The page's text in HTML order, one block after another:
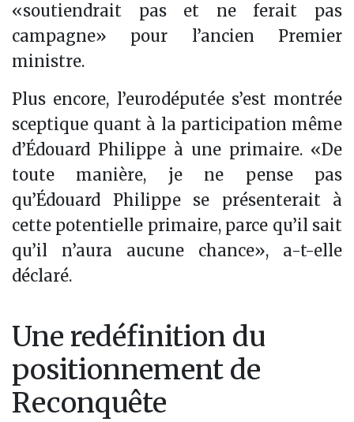
«soutiendrait pas et ne ferait pas
campagne» pour l’ancien Premier
ministre.
Plus encore, l’eurodéputée s’est montrée
sceptique quant à la participation même
d’Édouard Philippe à une primaire. «De
toute manière, je ne pense pas
qu’Édouard Philippe se présenterait à
cette potentielle primaire, parce qu’il sait
qu’il n’aura aucune chance», a-t-elle
déclaré.
Une redéfinition du
positionnement de
Reconquête